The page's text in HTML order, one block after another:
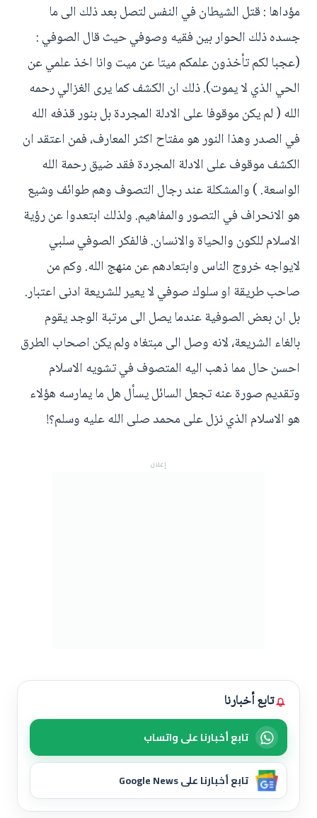
مؤداها : قتل الشيطان في النفس لتصل بعد ذلك الى ما
جسده ذلك الحوار بين فقيه وصوفي حيث قال الصوفي :
(عجبا لكم تأخذون علمكم ميتا عن ميت وانا اخذ علمي عن
الحي الذي لا يموت). ذلك ان الكشف كما يرى الغزالي رحمه
الله ( لم يكن موقوفا على الادلة المجردة بل بنور قذفه الله
في الصدر وهذا النور هو مفتاح اكثر المعارف، فمن اعتقد ان
الكشف موقوف على الادلة المجردة فقد ضيق رحمة الله
الواسعة. ) والمشكلة عند رجال التصوف وهم طوائف وشيع
هو الانحراف في التصور والمفاهيم. ولذلك ابتعدوا عن رؤية
الاسلام للكون والحياة والانسان. فالفكر الصوفي سلبي
لايواجه خروج الناس وابتعادهم عن منهج الله. وكم من
صاحب طريقة او سلوك صوفي لا يعير للشريعة ادنى اعتبار.
بل ان بعض الصوفية عندما يصل الى مرتبة الوجد يقوم
بالغاء الشريعة، لانه وصل الى مبتغاه ولم يكن اصحاب الطرق
احسن حال مما ذهب اليه المتصوف في تشويه الاسلام
وتقديم صورة عنه تجعل السائل يسأل هل ما يمارسه هؤلاء
هو الاسلام الذي نزل على محمد صلى الله عليه وسلم؟!
إعلان
تابع أخبارنا
تابع أخبارنا على واتساب
تابع أخبارنا على Google News